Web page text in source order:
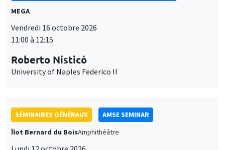
Vendredi 16 octobre 2026
11:00 à 12:15
Roberto Nisticò
University of Naples Federico II
SÉMINAIRES GÉNÉRAUX
AMSE SEMINAR
Îlot Bernard du Bois
Amphithéâtre
Lundi 12 octobre 2026